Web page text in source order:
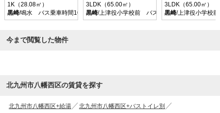
1K（28.08㎡）
黒崎/鳴水 バス乗車時間10分 停歩2分
3LDK（65.00㎡）
黒崎/上津役小学校前 バス乗車時間15分 停歩4
3LDK（65.00㎡）
黒崎/上津役小学校
今まで閲覧した物件
北九州市八幡西区の賃貸を探す
北九州市八幡西区+給湯
北九州市八幡西区+バストイレ別